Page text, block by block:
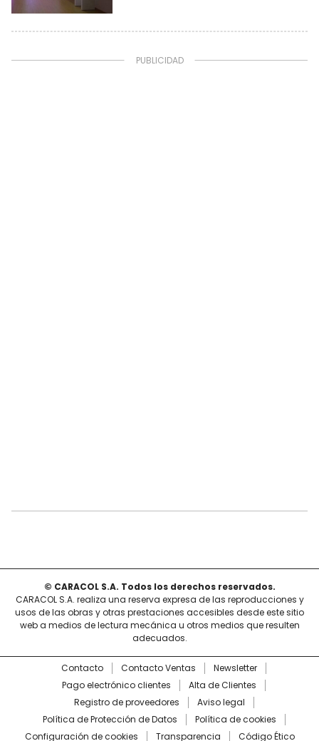
© CARACOL S.A. Todos los derechos reservados.
CARACOL S.A. realiza una reserva expresa de las reproducciones y
usos de las obras y otras prestaciones accesibles desde este sitio
web a medios de lectura mecánica u otros medios que resulten
adecuados.
Contacto Contacto Ventas
Newsletter
Pago electrónico clientes
Alta de Clientes
Registro de proveedores
Aviso legal
Política de Protección de Datos
Política de cookies
Configuración de cookies
Transparencia Código Ético